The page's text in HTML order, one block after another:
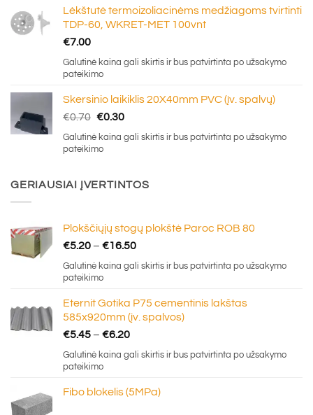
Lėkštutė termoizoliacinėms medžiagoms tvirtinti
TDP-60, WKRET-MET 100vnt
€7.00
Galutinė kaina gali skirtis ir bus patvirtinta po užsakymo
pateikimo
Skersinio laikiklis 20X40mm PVC (įv. spalvų)
€0.70 Original
price
was:
€0.30Current
price
is:
Galutinė kaina gali skirtis ir bus patvirtinta po užsakymo
pateikimo
GERIAUSIAI ĮVERTINTOS
Plokščiųjų stogų plokštė Paroc ROB 80
€5.20 – €16.50Price
range:
€16.50
Galutinė kaina gali skirtis ir bus patvirtinta po užsakymo
pateikimo
Eternit Gotika P75 cementinis lakštas
585x920mm (įv. spalvos)
€5.45 – €6.20Price
range:
€6.20
Galutinė kaina gali skirtis ir bus patvirtinta po užsakymo
pateikimo
Fibo blokelis (5MPa)